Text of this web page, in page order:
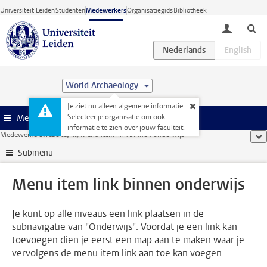
Ga direct naar de inhoud
Universiteit LeidenStudentenMedewerkersOrganisatiegidsBibliotheek
toggle
World Archaeology
Je ziet nu alleen algemene informatie.
Selecteer je organisatie om ook
informatie te zien over jouw faculteit.
Menu
Medewerkerswebsite ... Menu item link binnen onderwijs
Submenu
Menu item link binnen onderwijs
Je kunt op alle niveaus een link plaatsen in de
subnavigatie van "Onderwijs". Voordat je een link kan
toevoegen dien je eerst een map aan te maken waar je
vervolgens de menu item link aan toe kan voegen.